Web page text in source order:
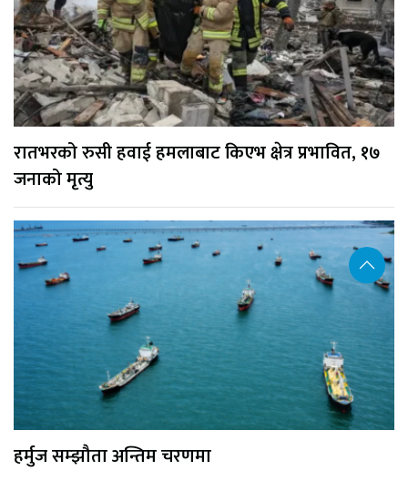
रातभरको रुसी हवाई हमलाबाट किएभ क्षेत्र प्रभावित, १७
जनाको मृत्यु
हर्मुज सम्झौता अन्तिम चरणमा